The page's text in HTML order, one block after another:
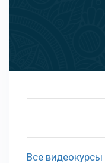
Все видеокурсы